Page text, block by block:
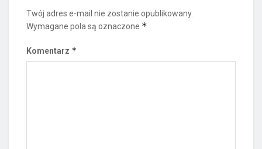
Twój adres e-mail nie zostanie opublikowany.
Wymagane pola są oznaczone *
Komentarz *